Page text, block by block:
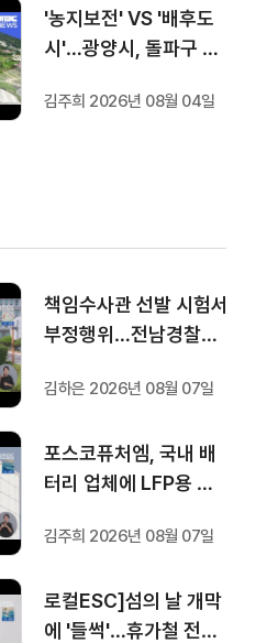
'농지보전' VS '배후도
시'…광양시, 돌파구 찾
김주희 2026년 08월 04일
책임수사관 선발 시험서
부정행위…전남경찰청
김하은 2026년 08월 07일
포스코퓨처엠, 국내 배
터리 업체에 LFP용 양
김주희 2026년 08월 07일
로컬ESC]섬의 날 개막
에 '들썩'…휴가철 전시·